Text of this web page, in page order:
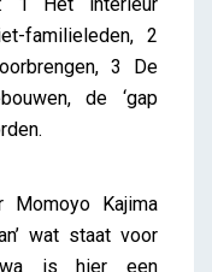
familieleden, 2
3 De
de ‘gap
Momoyo Kajima
wat staat voor
is hier een